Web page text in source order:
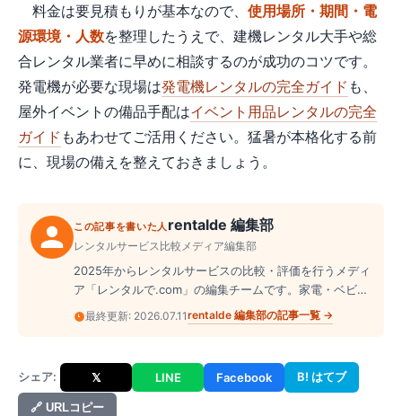
料金は要見積もりが基本なので、 使用場所・期間・電
源環境・人数を整理したうえで、建機レンタル大手や総
合レンタル業者に早めに相談するのが成功のコツです。
発電機が必要な現場は発電機レンタルの完全ガイド も、
屋外イベントの備品手配はイベント用品レンタルの完全
ガイド もあわせてご活用ください。猛暑が本格化する前
に、現場の備えを整えておきましょう。
この記事を書いた人 rentalde 編集部
レンタルサービス比較メディア編集部
2025年からレンタルサービスの比較・評価を行うメディ
ア「レンタルで.com」の編集チームです。家電・ベビー
用品・ドレス・スーツケース・楽器など、幅広いジャン
ルのレンタル業者を実際に調査し、料金・サービス内
最終更新: 2026.07.11rentalde 編集部の記事一覧 →
シェア: 𝕏 LINE Facebook B! はてブ
🔗 URLコピー